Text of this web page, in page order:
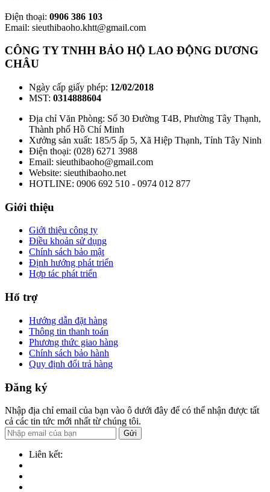
Điện thoại: 0906 386 103
Email: sieuthibaoho.khtt@gmail.com
CÔNG TY TNHH BẢO HỘ LAO ĐỘNG DƯƠNG
CHÂU
Ngày cấp giấy phép: 12/02/2018
MST: 0314888604
Địa chỉ Văn Phòng: Số 30 Đường T4B, Phường Tây Thạnh,
Thành phố Hồ Chí Minh
Xưởng sản xuất: 185/5 ấp 5, Xã Hiệp Thạnh, Tỉnh Tây Ninh
Điện thoại: (028) 6271 3988
Email: sieuthibaoho@gmail.com
Website: sieuthibaoho.net
HOTLINE: 0906 692 510 - 0974 012 877
Giới thiệu
Giới thiệu công ty
Điều khoản sử dụng
Chính sách bảo mật
Định hướng phát triển
Hợp tác phát triển
Hổ trợ
Hướng dẫn đặt hàng
Thông tin thanh toán
Phương thức giao hàng
Chính sách bảo hành
Quy định đổi trả hàng
Đăng ký
Nhập địa chỉ email của bạn vào ô dưới đây để có thể nhận được tất
cả các tin tức mới nhất từ chúng tôi.
Gửi
Liên kết: